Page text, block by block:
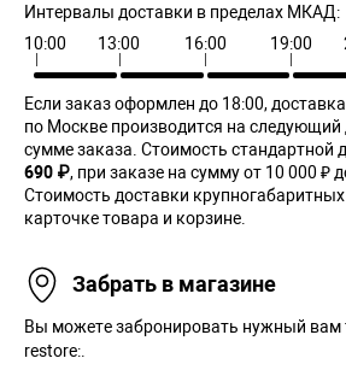
Интервалы доставки в пределах МКАД:
10:00
13:00 16:00 19:00
Если заказ оформлен до 18:00,
по Москве производится на
сумме заказа. Cтоимость стандартной
690 ₽, при заказе на сумму от 10 000 ₽
Стоимость доставки
карточке товара и корзине.
Забрать в магазине
Вы можете забронировать нужный вам
restore:.